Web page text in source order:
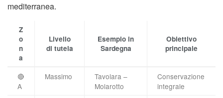
mediterranea.
Z
o
n
a
Livello
di tutela
Esempio in
Sardegna
Obiettivo
principale
🔴
A
Massimo
Tavolara –
Molarotto
Conservazione
integrale